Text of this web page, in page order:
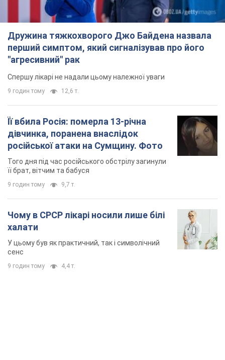
Її вбила Росія: померла 13-річна
дівчинка, поранена внаслідок
російської атаки на Сумщину. Фото
Того дня під час російського обстрілу загинули
Чому в СРСР лікарі носили лише білі
халати
У цьому був як практичний, так і символічний
сенс
9 годин тому 4,4 т.